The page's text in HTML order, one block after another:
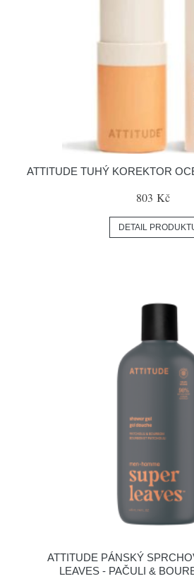
ATTITUDE TUHÝ KOREKTOR
803 Kč
DETAIL
ATTITUDE PÁNSKÝ
LEAVES - PAČULI &